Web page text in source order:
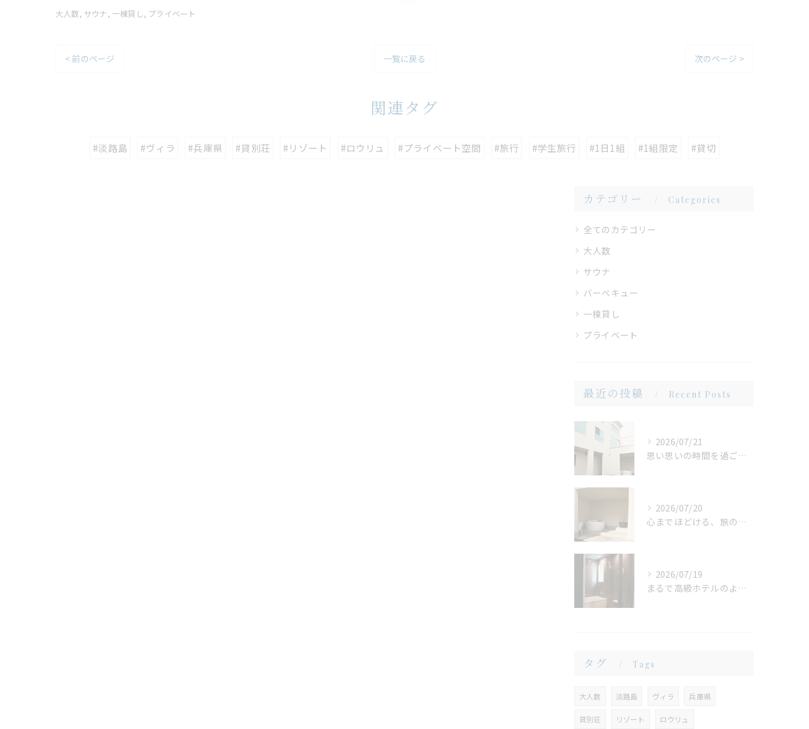
大人数 サウナ 一棟貸し プライベート
< 前のページ 一覧に戻る 次のページ >
関連タグ
#淡路島 #ヴィラ #兵庫県 #貸別荘 #リゾート #ロウリュ #プライベート空間 #旅行 #学生旅行 #1日1組 #1組限定 #貸切
カテゴリー Categories
全てのカテゴリー
大人数
サウナ
バーベキュー
一棟貸し
プライベート
最近の投稿 Recent Posts
2026/07/21
思い思いの時間を過ごせる場所。広い庭だからこそ生まれる、心地よいひととき
2026/07/20
心までほどける、旅の締めくくり。広々ジャグジーで味わう、ゆったりとしたリラックスタイム
2026/07/19
まるで高級ホテルのような非日常。ガラス張りのバスルームで味わう贅沢なひととき
タグ Tags
大人数 淡路島 ヴィラ 兵庫県
貸別荘 リゾート ロウリュ